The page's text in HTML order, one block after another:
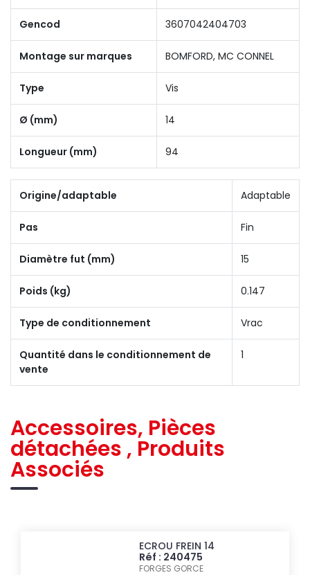
Gencod 3607042404703
Montage sur marques BOMFORD, MC CONNEL
Type Vis
Ø (mm) 14
Longueur (mm) 94
Origine/adaptable Adaptable
Pas Fin
Diamètre fut (mm) 15
Poids (kg) 0.147
Type de conditionnement Vrac
Quantité dans le conditionnement de
vente
1
Accessoires, Pièces
détachées , Produits
Associés
ECROU FREIN 14
Réf : 240475
FORGES GORCE